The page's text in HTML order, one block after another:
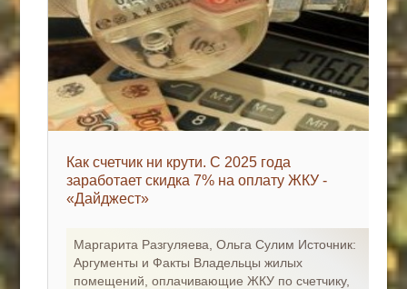
Как счетчик ни крути. С 2025 года
заработает скидка 7% на оплату ЖКУ -
«Дайджест»
Маргарита Разгуляева, Ольга Сулим Источник:
Аргументы и Факты Владельцы жилых
помещений, оплачивающие ЖКУ по счетчику,